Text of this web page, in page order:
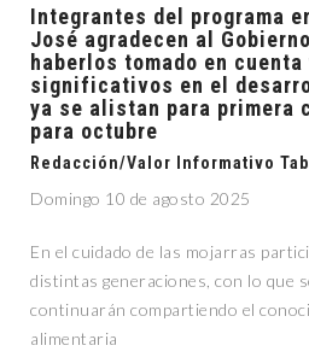
Integrantes del programa
José agradecen al
haberlos tomado en
significativos en el
ya se alistan para primera
para octubre
Redacción/Valor Informativo
Domingo 10 de agosto 2025
En el cuidado de las mojarras
distintas generaciones, con lo que
continuarán compartiendo el
alimentaria